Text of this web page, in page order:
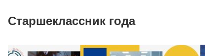
Старшеклассник года